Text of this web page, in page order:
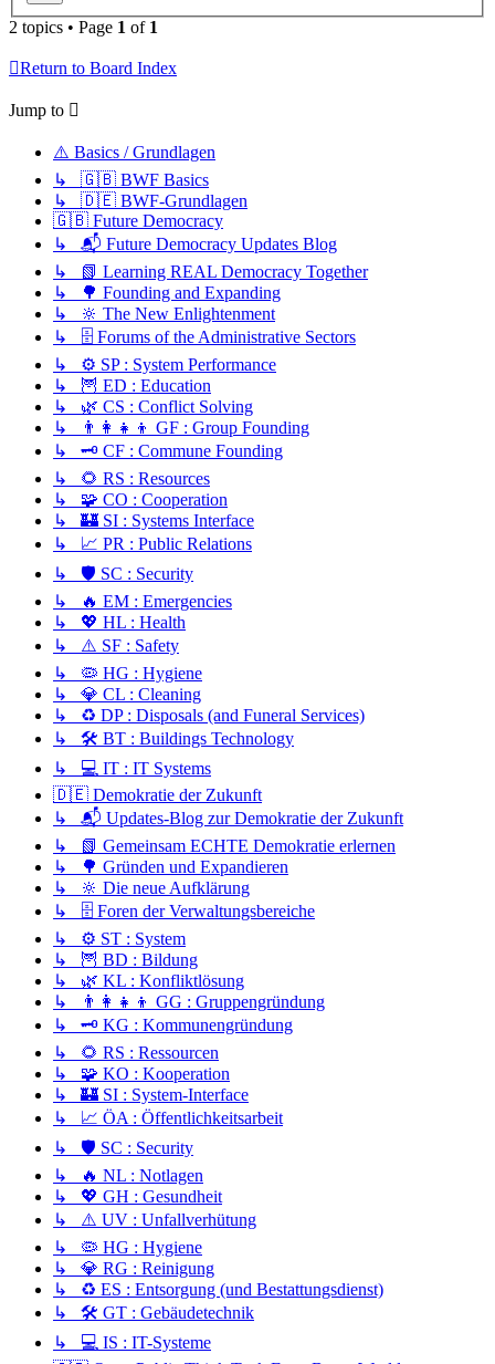
2 topics • Page 1 of 1
Return to Board Index
Jump to
⚠️ Basics / Grundlagen
↳ 🇬🇧 BWF Basics
↳ 🇩🇪 BWF-Grundlagen
🇬🇧 Future Democracy
↳ 📬 Future Democracy Updates Blog
↳ 📗 Learning REAL Democracy Together
↳ 🌳 Founding and Expanding
↳ 🔆 The New Enlightenment
↳ 🗄️ Forums of the Administrative Sectors
↳ ⚙️ SP : System Performance
↳ 🦉 ED : Education
↳ 🌿 CS : Conflict Solving
↳ 👨‍👩‍👧‍👦 GF : Group Founding
↳ 🗝️ CF : Commune Founding
↳ 🌻 RS : Resources
↳ 🧩 CO : Cooperation
↳ 🏰 SI : Systems Interface
↳ 📈 PR : Public Relations
↳ 🛡️ SC : Security
↳ 🔥 EM : Emergencies
↳ 💖 HL : Health
↳ ⚠️ SF : Safety
↳ 🦠 HG : Hygiene
↳ 💎 CL : Cleaning
↳ ♻️ DP : Disposals (and Funeral Services)
↳ 🛠️ BT : Buildings Technology
↳ 💻 IT : IT Systems
🇩🇪 Demokratie der Zukunft
↳ 📬 Updates-Blog zur Demokratie der Zukunft
↳ 📗 Gemeinsam ECHTE Demokratie erlernen
↳ 🌳 Gründen und Expandieren
↳ 🔆 Die neue Aufklärung
↳ 🗄️ Foren der Verwaltungsbereiche
↳ ⚙️ ST : System
↳ 🦉 BD : Bildung
↳ 🌿 KL : Konfliktlösung
↳ 👨‍👩‍👧‍👦 GG : Gruppengründung
↳ 🗝️ KG : Kommunengründung
↳ 🌻 RS : Ressourcen
↳ 🧩 KO : Kooperation
↳ 🏰 SI : System-Interface
↳ 📈 ÖA : Öffentlichkeitsarbeit
↳ 🛡️ SC : Security
↳ 🔥 NL : Notlagen
↳ 💖 GH : Gesundheit
↳ ⚠️ UV : Unfallverhütung
↳ 🦠 HG : Hygiene
↳ 💎 RG : Reinigung
↳ ♻️ ES : Entsorgung (und Bestattungsdienst)
↳ 🛠️ GT : Gebäudetechnik
↳ 💻 IS : IT-Systeme